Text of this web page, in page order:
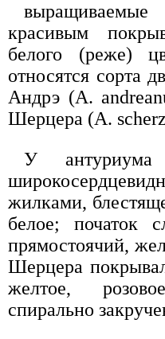
красивым
белого (реже)
относятся сорта
Андрэ (A.
Шерцера (A.
У антуриума
жилками,
белое; початок
прямостоячий,
Шерцера
желтое,
спирально